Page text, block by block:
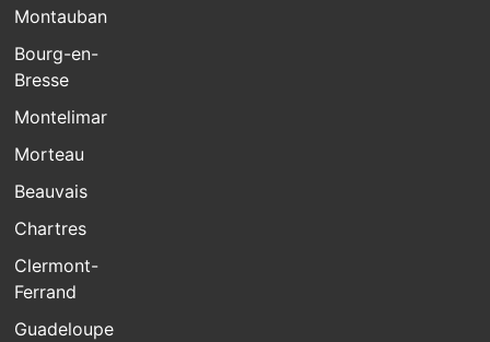
Montauban
Bourg-en-
Bresse
Montelimar
Morteau
Beauvais
Chartres
Clermont-
Ferrand
Guadeloupe